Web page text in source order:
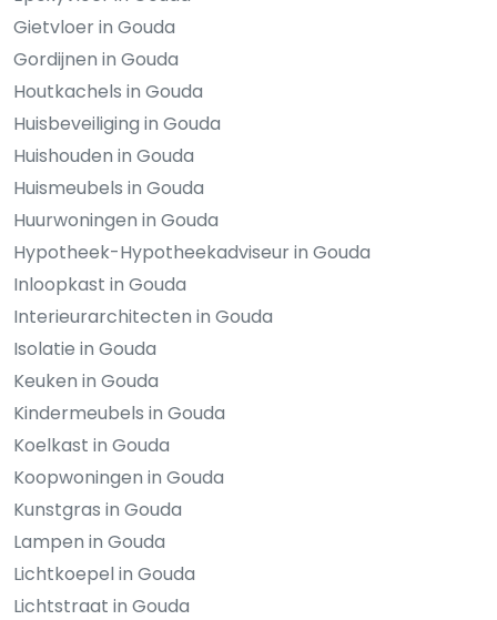
Gietvloer in Gouda
Gordijnen in Gouda
Houtkachels in Gouda
Huisbeveiliging in Gouda
Huishouden in Gouda
Huismeubels in Gouda
Huurwoningen in Gouda
Hypotheek-Hypotheekadviseur in Gouda
Inloopkast in Gouda
Interieurarchitecten in Gouda
Isolatie in Gouda
Keuken in Gouda
Kindermeubels in Gouda
Koelkast in Gouda
Koopwoningen in Gouda
Kunstgras in Gouda
Lampen in Gouda
Lichtkoepel in Gouda
Lichtstraat in Gouda